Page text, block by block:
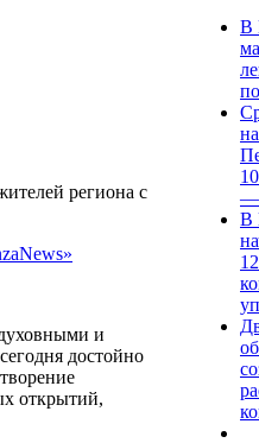
региона с
и
достойно
открытий,
В
—
В